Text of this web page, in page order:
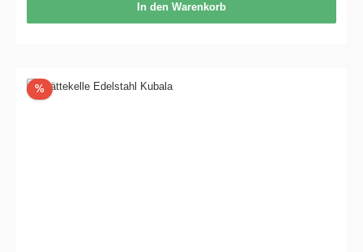
In den Warenkorb
%Rabatt